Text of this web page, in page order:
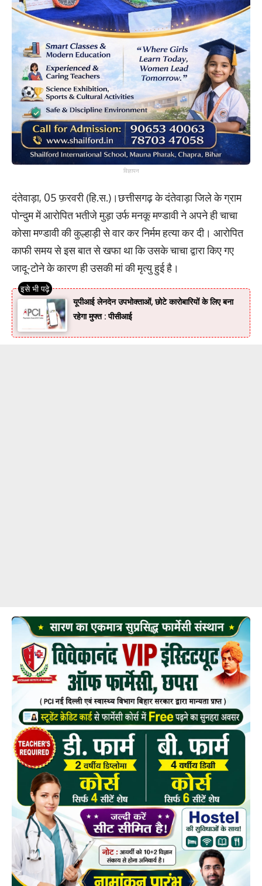
विज्ञापन
दंतेवाड़ा, 05 फ़रवरी (हि.स.)।छत्तीसगढ़ के दंतेवाड़ा जिले के ग्राम
पोन्दुम में आरोपित भतीजे मुड़ा उर्फ मनकू मण्डावी ने अपने ही चाचा
कोसा मण्डावी की कुल्हाड़ी से वार कर निर्मम हत्या कर दी। आरोपित
काफी समय से इस बात से खफा था कि उसके चाचा द्वारा किए गए
जादू-टोने के कारण ही उसकी मां की मृत्यु हुई है।
यूपीआई लेनदेन उपभोक्ताओं, छोटे कारोबारियों के लिए बना
रहेगा मुफ्त : पीसीआई